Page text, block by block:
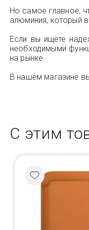
Но самое главное,
алюминия, который
Если вы ищете
необходимыми
на рынке.
В нашем магазине
С этим